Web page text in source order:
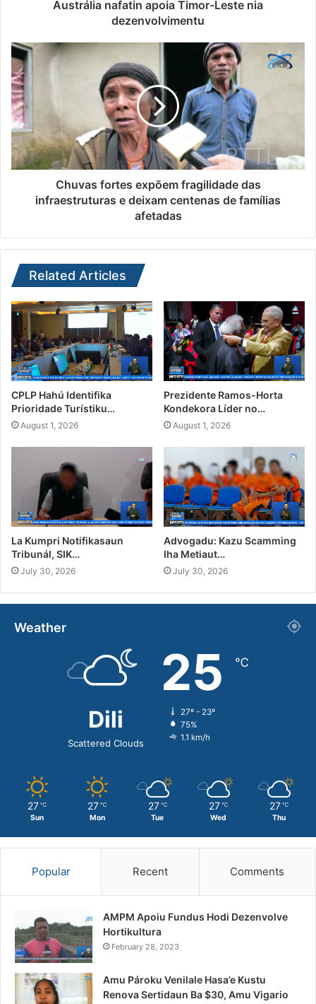
Austrália nafatin apoia Timor-Leste nia
dezenvolvimentu
Chuvas fortes expõem fragilidade das
infraestruturas e deixam centenas de famílias
afetadas
Related Articles
CPLP Hahú Identifika
Prioridade Turístiku…
August 1, 2026
Prezidente Ramos-Horta
Kondekora Líder no…
August 1, 2026
La Kumpri Notifikasaun
Tribunál, SIK…
July 30, 2026
Advogadu: Kazu Scamming
Iha Metiaut…
July 30, 2026
Weather
Dili
Scattered Clouds
25 ℃
27º - 23º
75%
1.1 km/h
27 ℃
Sun
27 ℃
Mon
27 ℃
Tue
27 ℃
Wed
27 ℃
Thu
Popular Recent Comments
AMPM Apoiu Fundus Hodi Dezenvolve
Hortikultura
February 28, 2023
Amu Pároku Venilale Hasa’e Kustu
Renova Sertidaun Ba $30, Amu Vigario